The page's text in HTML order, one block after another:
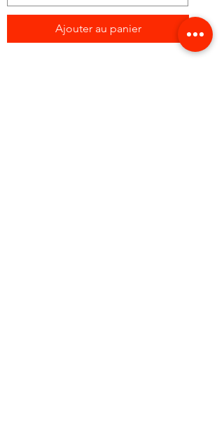
Ajouter au panier